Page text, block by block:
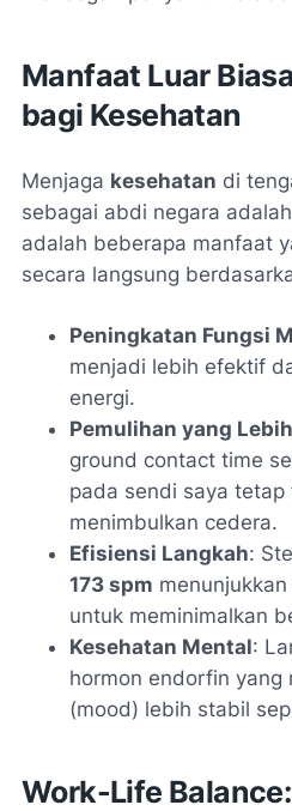
Manfaat Luar
bagi Kesehatan
Menjaga kesehatan di
sebagai abdi negara
adalah beberapa manfaat
secara langsung
Peningkatan Fungsi
menjadi lebih efektif
energi.
Pemulihan yang
ground contact time
pada sendi saya
menimbulkan cedera.
Efisiensi Langkah:
173 spm
untuk meminimalkan
Kesehatan Mental:
hormon endorfin yang
(mood) lebih stabil
Work-Life Balance: